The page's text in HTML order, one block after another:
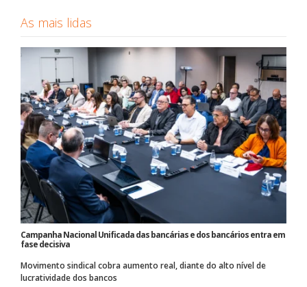
As mais lidas
Campanha Nacional Unificada das bancárias e dos bancários entra em
fase decisiva
Movimento sindical cobra aumento real, diante do alto nível de
lucratividade dos bancos